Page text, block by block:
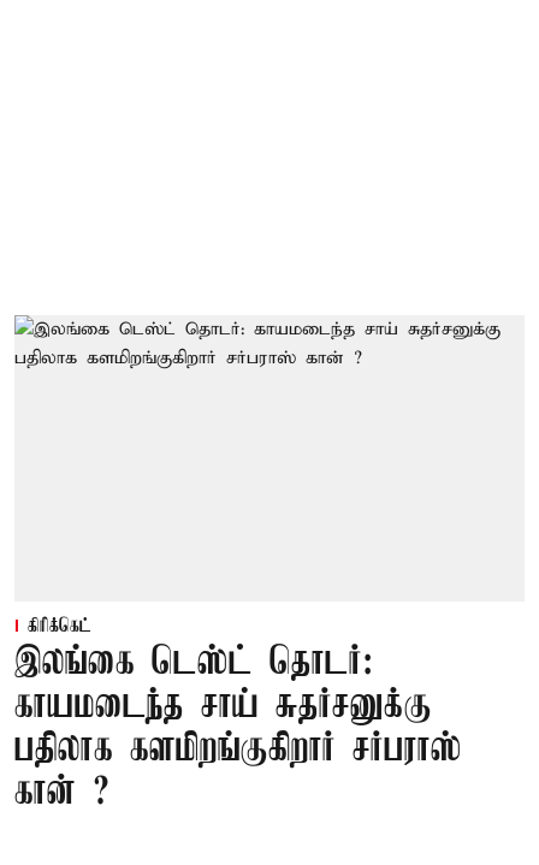
கிரிக்கெட்
இலங்கை டெஸ்ட் தொடர்:
காயமடைந்த சாய் சுதர்சனுக்கு
பதிலாக களமிறங்குகிறார் சர்பராஸ்
கான் ?